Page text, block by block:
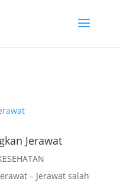
Jerawat
Jerawat
– Jerawat salah